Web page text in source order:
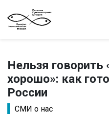
Нельзя говорить
хорошо»: как
России
СМИ о нас